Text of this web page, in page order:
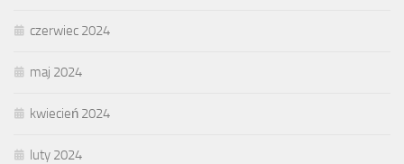
czerwiec 2024
maj 2024
kwiecień 2024
luty 2024